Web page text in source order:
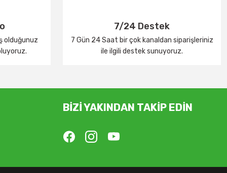
olduğunuz
7/24 Destek
7 Gün 24 Saat bir çok kanaldan siparişleriniz
ile ilgili destek sunuyoruz.
BİZİ YAKINDAN TAKİP EDİN